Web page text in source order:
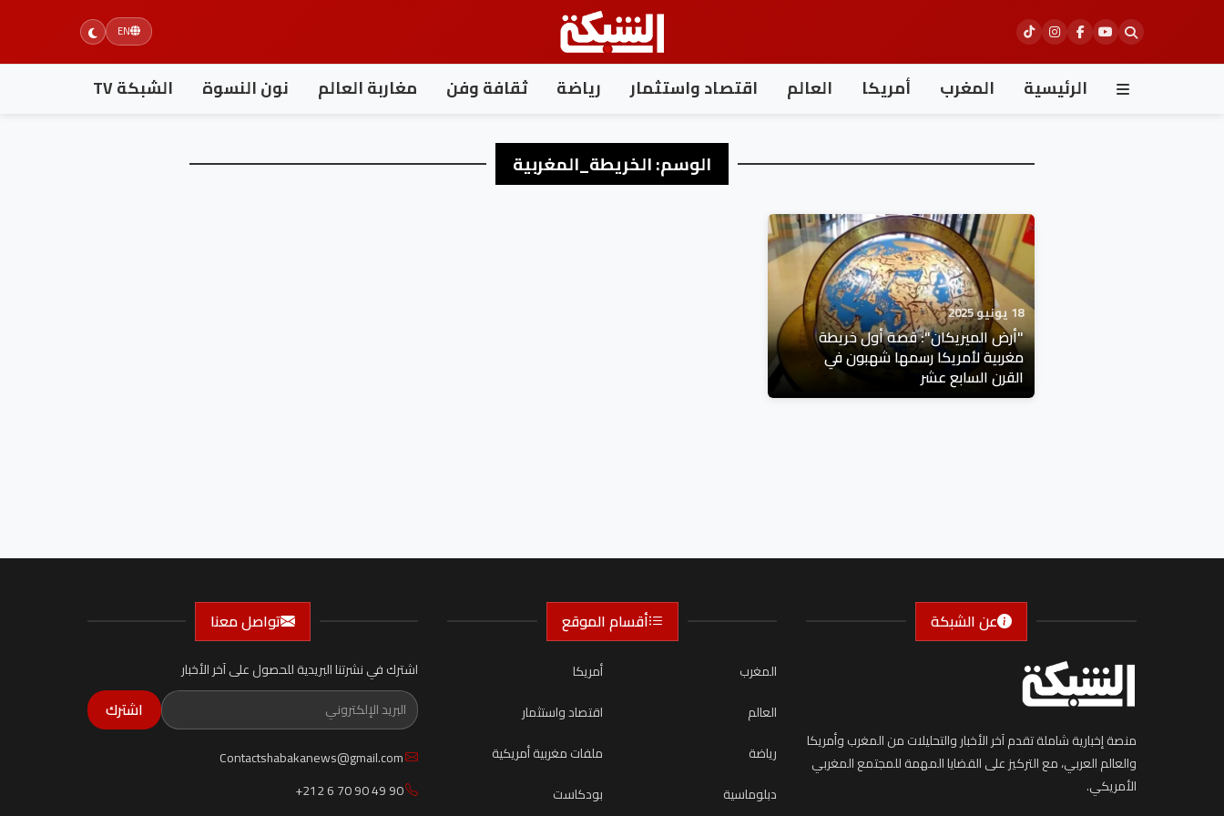
EN
الرئيسية المغرب أمريكا العالم اقتصاد واستثمار رياضة ثقافة وفن مغاربة العالم نون النسوة الشبكة TV
الوسم:الخريطة_المغربية
18 يونيو 2025
"أرض الميريكان": قصة أول خريطة
مغربية لأمريكا رسمها شهبون في
القرن السابع عشر
عن الشبكة
منصة إخبارية شاملة تقدم آخر الأخبار والتحليلات من المغرب وأمريكا
والعالم العربي، مع التركيز على القضايا المهمة للمجتمع المغربي
الأمريكي.
أقسام الموقع
المغرب
أمريكا
العالم
اقتصاد واستثمار
رياضة
ملفات مغربية أمريكية
دبلوماسية
بودكاست
تواصل معنا
اشترك في نشرتنا البريدية للحصول على آخر الأخبار
اشترك
Contactshabakanews@gmail.com
+212 6 70 90 49 90